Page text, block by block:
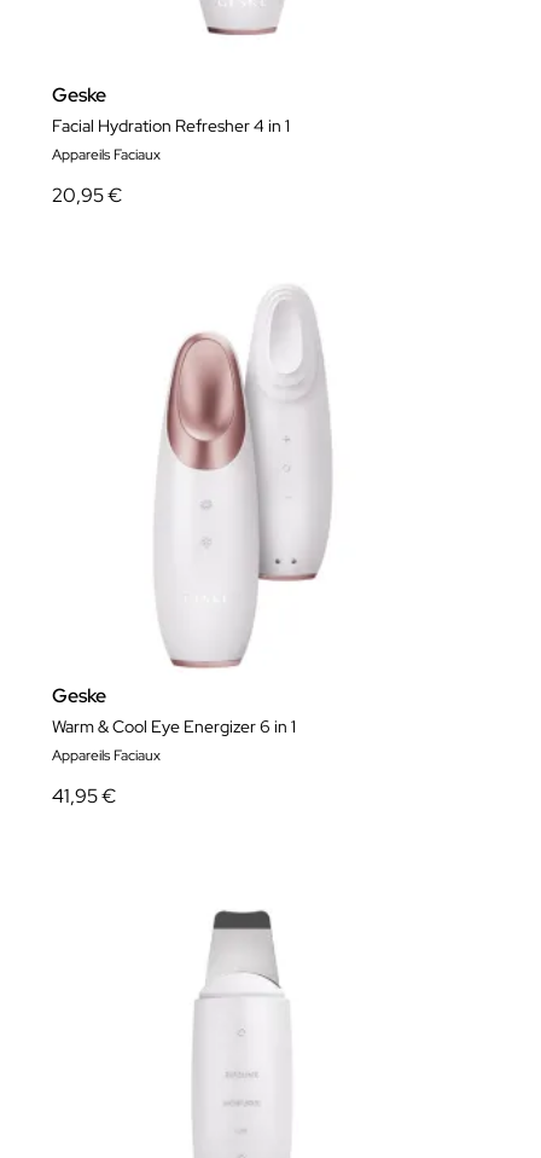
Geske
Facial Hydration Refresher 4 in 1
Appareils Faciaux
20,95 €
Geske
Warm & Cool Eye Energizer 6 in 1
Appareils Faciaux
41,95 €